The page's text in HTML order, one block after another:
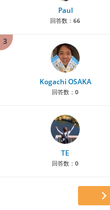
Paul
回答数： 66
3
Kogachi OSAKA
回答数： 0
TE
回答数： 0